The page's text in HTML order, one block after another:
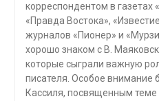
корреспондентом в газетах
«Правда Востока»,
журналов «Пионер» и
хорошо знаком с В.
которые сыграли важную
писателя. Особое внимание
Кассиля, посвященным